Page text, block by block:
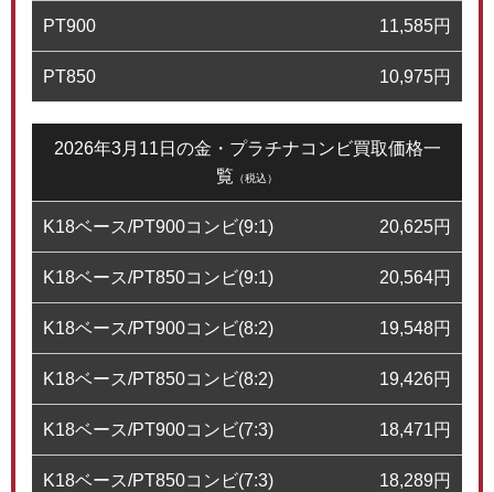
PT900 11,585円
PT850 10,975円
2026年3月11日の金・プラチナコンビ買取価格一
覧 （税込）
K18ベース/PT900コンビ(9:1) 20,625円
K18ベース/PT850コンビ(9:1) 20,564円
K18ベース/PT900コンビ(8:2) 19,548円
K18ベース/PT850コンビ(8:2) 19,426円
K18ベース/PT900コンビ(7:3) 18,471円
K18ベース/PT850コンビ(7:3) 18,289円